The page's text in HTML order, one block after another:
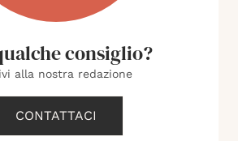
consiglio?
alla nostra redazione
CONTATTACI